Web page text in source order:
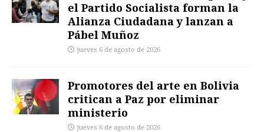
el Partido Socialista forman la
Alianza Ciudadana y lanzan a
Pábel Muñoz
jueves 6 de agosto de 2026
Promotores del arte en Bolivia
critican a Paz por eliminar
ministerio
jueves 6 de agosto de 2026